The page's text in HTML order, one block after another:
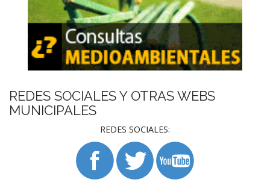
REDES SOCIALES Y OTRAS WEBS
MUNICIPALES
REDES SOCIALES: